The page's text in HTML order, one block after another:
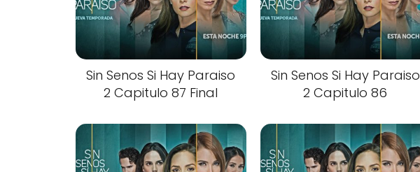
Sin Senos Si Hay Paraiso
2 Capitulo 87 Final
Sin Senos Si Hay Paraiso
2 Capitulo 86